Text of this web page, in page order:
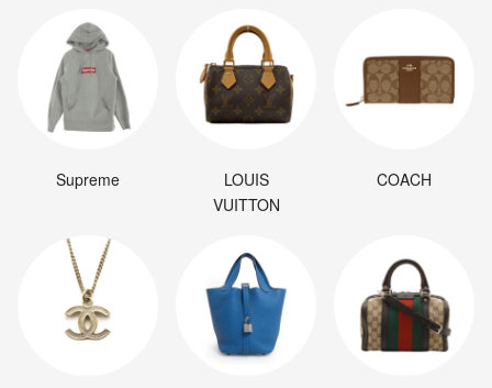
Supreme
LOUIS
VUITTON
COACH